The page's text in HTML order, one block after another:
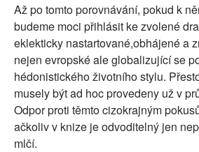
Až po tomto porovnávání, pokud k
budeme moci přihlásit ke zvolené
eklekticky nastartované,obhájené a
nejen evropské ale globalizující se
hédonistického životního stylu.
musely být ad hoc provedeny už v
Odpor proti těmto cizokrajným
ačkoliv v knize je odvoditelný jen
mlčí.